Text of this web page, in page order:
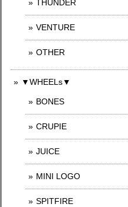
THUNDER
VENTURE
OTHER
▼WHEELs▼
BONES
CRUPIE
JUICE
MINI LOGO
SPITFIRE